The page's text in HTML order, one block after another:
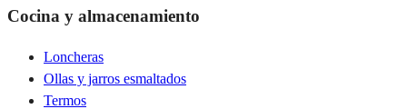
Cocina y almacenamiento
Loncheras
Ollas y jarros esmaltados
Termos